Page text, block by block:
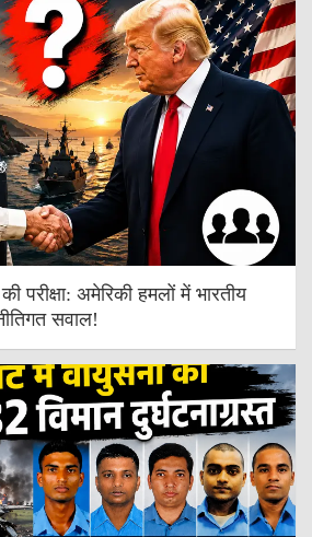
परीक्षा: अमेरिकी हमलों में भारतीय
सवाल!